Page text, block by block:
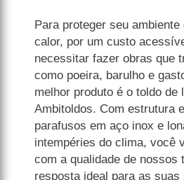
Para proteger seu
calor, por um custo
necessitar fazer obras que
como poeira, barulho e
melhor produto é o toldo de
Ambitoldos. Com estrutura
parafusos em aço inox e
intempéries do clima, você
com a qualidade de nossos
resposta ideal para as